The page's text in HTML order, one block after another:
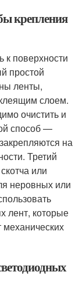
крепления
поверхности
простой
ленты,
слоем.
очистить и
способ —
на
Третий
или
неровных или
лент, которые